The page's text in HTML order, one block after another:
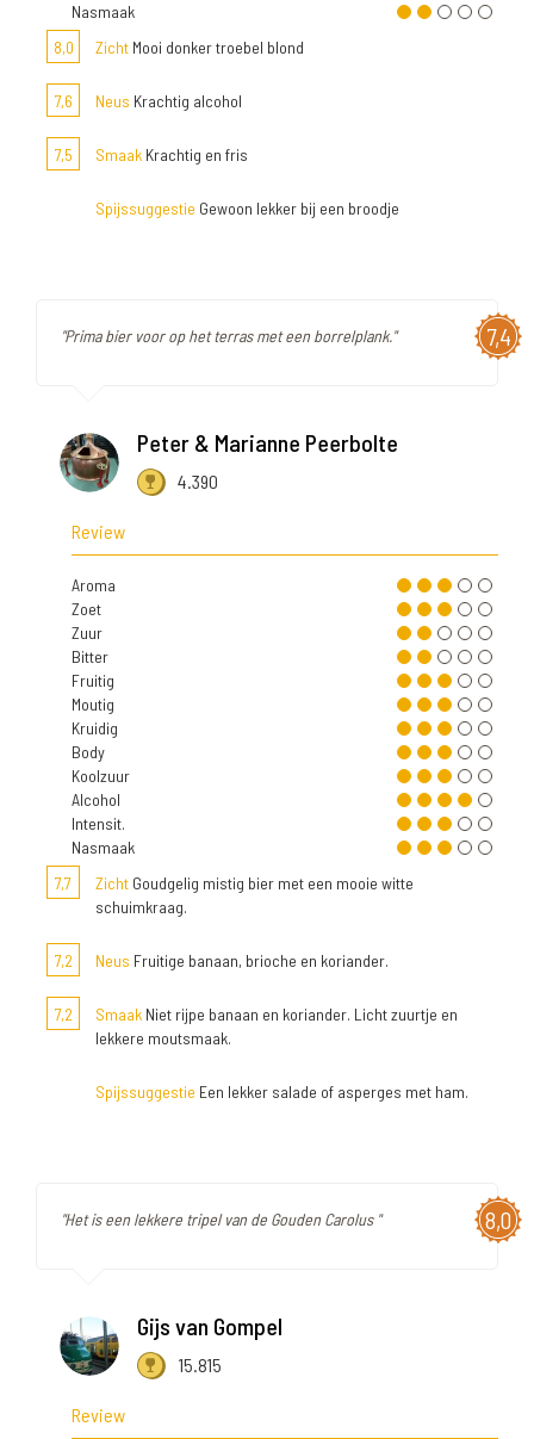
Nasmaak
8,0
Zicht Mooi donker troebel blond
7,6 Neus Krachtig alcohol
7,5 Smaak Krachtig en fris
Spijssuggestie Gewoon lekker bij een broodje
7,4
"Prima bier voor op het terras met een borrelplank."
Peter & Marianne Peerbolte
4.390
Review
Aroma
Zoet
Zuur
Bitter
Fruitig
Moutig
Kruidig
Body
Koolzuur
Alcohol
Intensit.
Nasmaak
7,7
Zicht Goudgelig mistig bier met een mooie witte
schuimkraag.
7,2 Neus Fruitige banaan, brioche en koriander.
7,2 Smaak Niet rijpe banaan en koriander. Licht zuurtje en
lekkere moutsmaak.
Spijssuggestie Een lekker salade of asperges met ham.
8,0
"Het is een lekkere tripel van de Gouden Carolus "
Gijs van Gompel
15.815
Review